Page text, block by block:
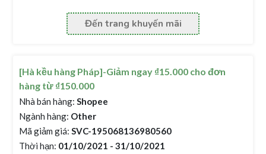
Đến trang khuyến mãi
[Hà kều hàng Pháp]-Giảm ngay ₫15.000 cho đơn
hàng từ ₫150.000
Nhà bán hàng: Shopee
Ngành hàng: Other
Mã giảm giá: SVC-195068136980560
Thời hạn: 01/10/2021 - 31/10/2021